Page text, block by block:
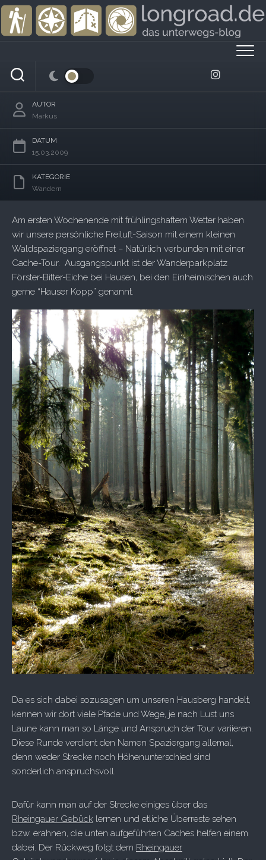
Skip
content
Bossenhain
AUTOR
Markus
DATUM
15.03.2009
KATEGORIE
Wandern
Am ersten Wochenende mit frühlingshaftem Wetter haben
wir unsere persönliche Freiluft-Saison mit einem kleinen
Waldspaziergang eröffnet – Natürlich verbunden mit einer
Cache-Tour. Ausgangspunkt ist der Wanderparkplatz
Förster-Bitter-Eiche bei Hausen, bei den Einheimischen auch
gerne “Hauser Kopp” genannt.
Da es sich dabei sozusagen um unseren Hausberg handelt,
kennen wir dort viele Pfade und Wege, je nach Lust uns
Laune kann man so Länge und Anspruch der Tour variieren.
Diese Runde verdient den Namen Spaziergang allemal,
denn weder Strecke noch Höhenunterschied sind
sonderlich anspruchsvoll.
Dafür kann man auf der Strecke einiges über das
Rheingauer Gebück lernen und etliche Überreste sehen
bzw. erahnen, die unten aufgeführten Caches helfen einem
dabei. Der Rückweg folgt dem Rheingauer